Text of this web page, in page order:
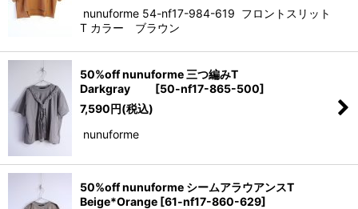
nunuforme 54-nf17-984-619 フロントスリット
T カラー ブラウン
50%off nunuforme 三つ編みT
Darkgray
[50-nf17-865-500]
7,590円(税込)
nunuforme
50%off nunuforme シームアラウアンスT
Beige*Orange [61-nf17-860-629]